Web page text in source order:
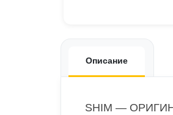
Описание
SHIM —